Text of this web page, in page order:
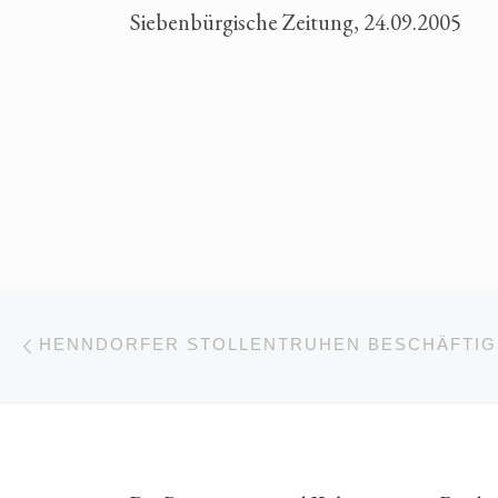
Siebenbürgische Zeitung, 24.09.2005
Beitragsnavigation